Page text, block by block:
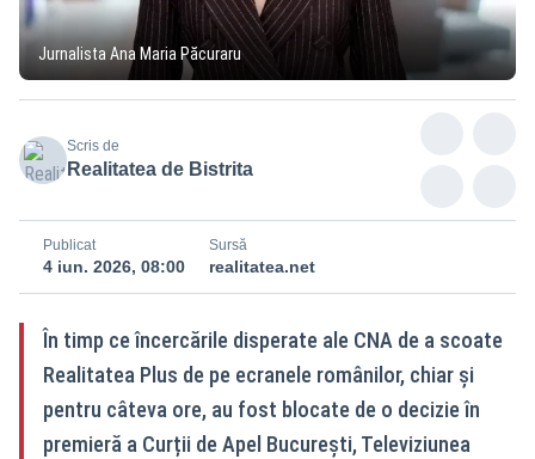
Jurnalista Ana Maria Păcuraru
Scris de
Realitatea de Bistrita
Publicat
4 iun. 2026, 08:00
Sursă
realitatea.net
În timp ce încercările disperate ale CNA de a scoate
Realitatea Plus de pe ecranele românilor, chiar și
pentru câteva ore, au fost blocate de o decizie în
premieră a Curții de Apel București, Televiziunea